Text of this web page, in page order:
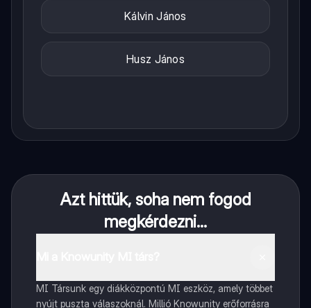
Kálvin János
Husz János
Azt hittük, soha nem fogod
megkérdezni...
MI Társunk egy diákközpontú MI eszköz, amely többet
nyújt puszta válaszoknál. Millió Knowunity erőforrásra